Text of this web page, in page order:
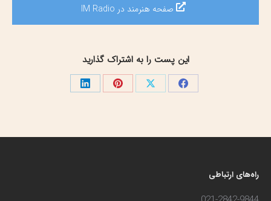
صفحه هنرمند در IM Radio
این پست را به اشتراک گذارید
اشتراک اشتراک اشتراک اشتراک
راه‌های ارتباطی